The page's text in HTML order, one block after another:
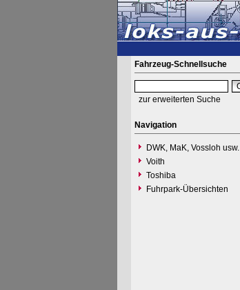
Fahrzeug-Schnellsuche
zur erweiterten Suche
Navigation
DWK, MaK, Vossloh usw.
Voith
Toshiba
Fuhrpark-Übersichten